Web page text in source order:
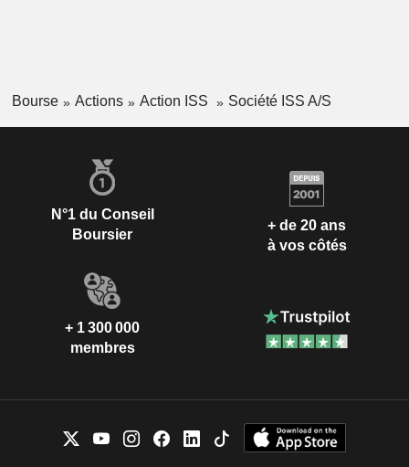
Bourse Actions Action ISS Société ISS A/S
N°1 du Conseil
Boursier
+ de 20 ans
à vos côtés
+ 1 300 000
membres